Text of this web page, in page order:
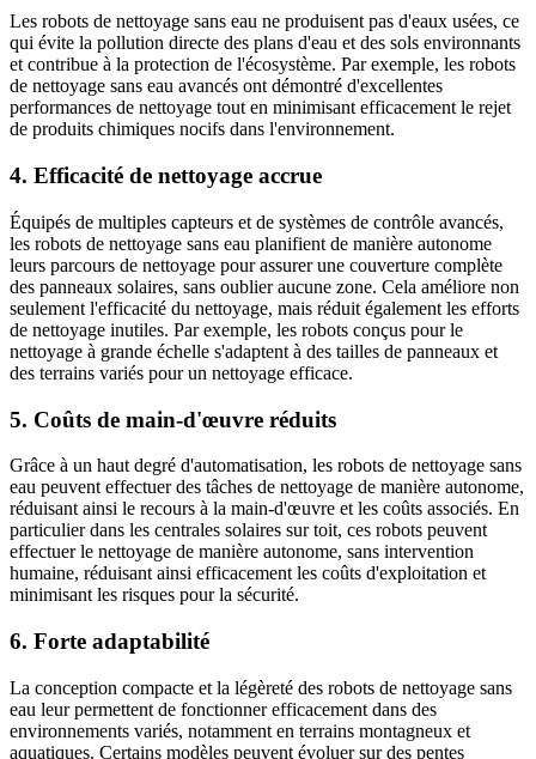
Les robots de nettoyage sans eau ne produisent pas d'eaux usées, ce
qui évite la pollution directe des plans d'eau et des sols environnants
et contribue à la protection de l'écosystème. Par exemple, les robots
de nettoyage sans eau avancés ont démontré d'excellentes
performances de nettoyage tout en minimisant efficacement le rejet
de produits chimiques nocifs dans l'environnement.
4. Efficacité de nettoyage accrue
Équipés de multiples capteurs et de systèmes de contrôle avancés,
les robots de nettoyage sans eau planifient de manière autonome
leurs parcours de nettoyage pour assurer une couverture complète
des panneaux solaires, sans oublier aucune zone. Cela améliore non
seulement l'efficacité du nettoyage, mais réduit également les efforts
de nettoyage inutiles. Par exemple, les robots conçus pour le
nettoyage à grande échelle s'adaptent à des tailles de panneaux et
des terrains variés pour un nettoyage efficace.
5. Coûts de main-d'œuvre réduits
Grâce à un haut degré d'automatisation, les robots de nettoyage sans
eau peuvent effectuer des tâches de nettoyage de manière autonome,
réduisant ainsi le recours à la main-d'œuvre et les coûts associés. En
particulier dans les centrales solaires sur toit, ces robots peuvent
effectuer le nettoyage de manière autonome, sans intervention
humaine, réduisant ainsi efficacement les coûts d'exploitation et
minimisant les risques pour la sécurité.
6. Forte adaptabilité
La conception compacte et la légèreté des robots de nettoyage sans
eau leur permettent de fonctionner efficacement dans des
environnements variés, notamment en terrains montagneux et
aquatiques. Certains modèles peuvent évoluer sur des pentes